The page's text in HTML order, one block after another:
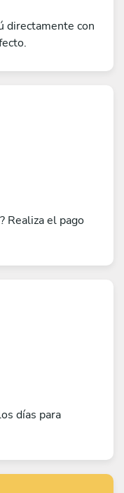
directamente con
Realiza el pago
días para